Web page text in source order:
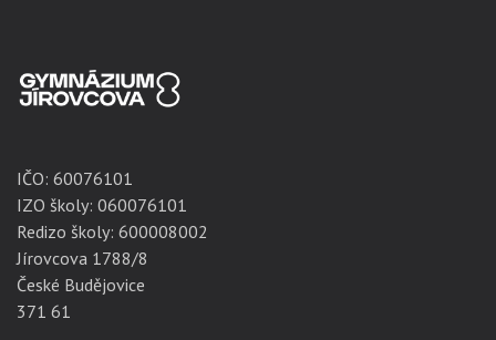
IČO: 60076101
IZO školy: 060076101
Redizo školy: 600008002
Jírovcova 1788/8
České Budějovice
371 61